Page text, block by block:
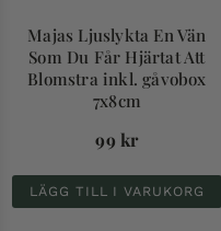
Majas Ljuslykta En Vän
Som Du Får Hjärtat Att
Blomstra inkl. gåvobox
7x8cm
99 kr
LÄGG TILL I VARUKORG